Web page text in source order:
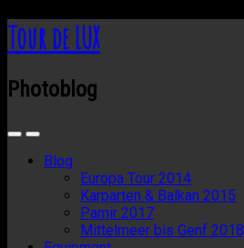
Tour de LUX
Photoblog
Blog
Europa Tour 2014
Karparten & Balkan 2015
Pamir 2017
Mittelmeer bis Genf 2018